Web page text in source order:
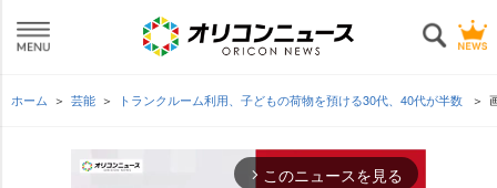
ホーム 芸能 トランクルーム利用、子どもの荷物を預ける30代、40代が半数
arrow_forward_ios このニュースを見る